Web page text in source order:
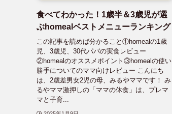
食べてわかった！1歳半＆3歳児が選
ぶhomealベストメニューランキング
この記事を読めば分かること①homealの1歳
児、3歳児、30代パパの実食レビュー
②homealのオススメポイント③homealの使い
勝手についてのママ向けレビュー こんにち
は、2歳差男女2児の母、みるやママです！ み
るやママ激押しの「ママの休食」は、プレマ
マと子育...